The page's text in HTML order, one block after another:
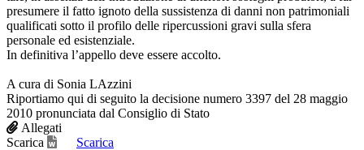
presumere il fatto ignoto della sussistenza di danni non patrimoniali
qualificati sotto il profilo delle ripercussioni gravi sulla sfera
personale ed esistenziale.
In definitiva l’appello deve essere accolto.
A cura di Sonia LAzzini
Riportiamo qui di seguito la decisione numero 3397 del 28 maggio
2010 pronunciata dal Consiglio di Stato
Allegati
Scarica
Scarica